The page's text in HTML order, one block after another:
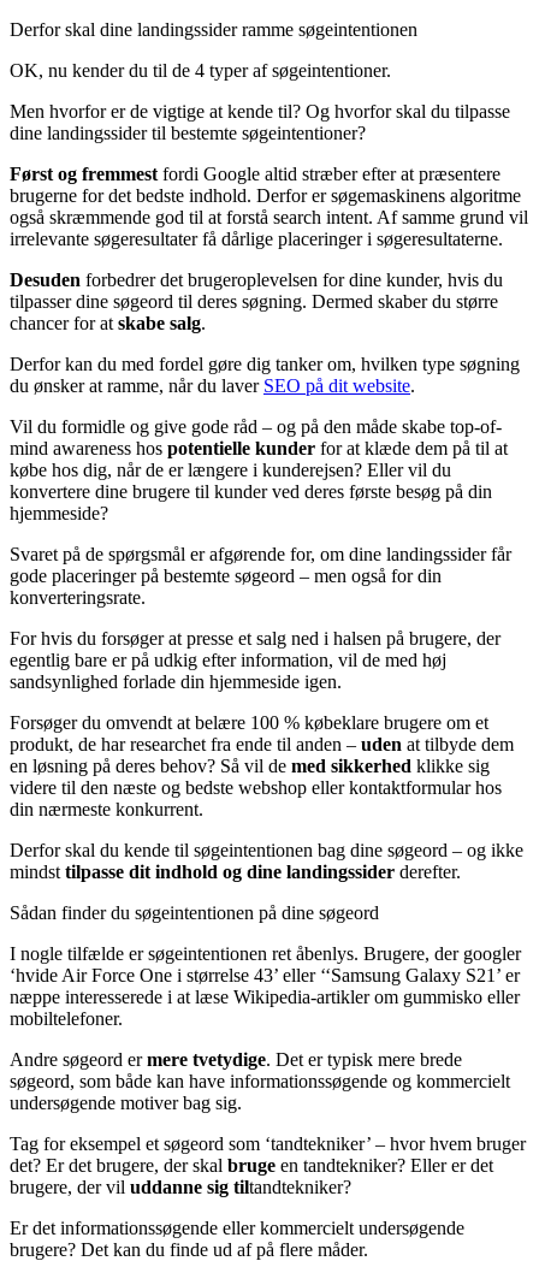
Derfor skal dine landingssider ramme søgeintentionen
OK, nu kender du til de 4 typer af søgeintentioner.
Men hvorfor er de vigtige at kende til? Og hvorfor skal du tilpasse
dine landingssider til bestemte søgeintentioner?
Først og fremmest fordi Google altid stræber efter at præsentere
brugerne for det bedste indhold. Derfor er søgemaskinens algoritme
også skræmmende god til at forstå search intent. Af samme grund vil
irrelevante søgeresultater få dårlige placeringer i søgeresultaterne.
Desuden forbedrer det brugeroplevelsen for dine kunder, hvis du
tilpasser dine søgeord til deres søgning. Dermed skaber du større
chancer for at skabe salg.
Derfor kan du med fordel gøre dig tanker om, hvilken type søgning
du ønsker at ramme, når du laver SEO på dit website.
Vil du formidle og give gode råd – og på den måde skabe top-of-
mind awareness hos potentielle kunder for at klæde dem på til at
købe hos dig, når de er længere i kunderejsen? Eller vil du
konvertere dine brugere til kunder ved deres første besøg på din
hjemmeside?
Svaret på de spørgsmål er afgørende for, om dine landingssider får
gode placeringer på bestemte søgeord – men også for din
konverteringsrate.
For hvis du forsøger at presse et salg ned i halsen på brugere, der
egentlig bare er på udkig efter information, vil de med høj
sandsynlighed forlade din hjemmeside igen.
Forsøger du omvendt at belære 100 % købeklare brugere om et
produkt, de har researchet fra ende til anden – uden at tilbyde dem
en løsning på deres behov? Så vil de med sikkerhed klikke sig
videre til den næste og bedste webshop eller kontaktformular hos
din nærmeste konkurrent.
Derfor skal du kende til søgeintentionen bag dine søgeord – og ikke
mindst tilpasse dit indhold og dine landingssider derefter.
Sådan finder du søgeintentionen på dine søgeord
I nogle tilfælde er søgeintentionen ret åbenlys. Brugere, der googler
‘hvide Air Force One i størrelse 43’ eller ‘‘Samsung Galaxy S21’ er
næppe interesserede i at læse Wikipedia-artikler om gummisko eller
mobiltelefoner.
Andre søgeord ermere tvetydige. Det er typisk mere brede
søgeord, som både kan have informationssøgende og kommercielt
undersøgende motiver bag sig.
Tag for eksempel et søgeord som ‘tandtekniker’ – hvor hvem bruger
det? Er det brugere, der skal bruge en tandtekniker? Eller er det
brugere, der vil uddanne sig tiltandtekniker?
Er det informationssøgende eller kommercielt undersøgende
brugere? Det kan du finde ud af på flere måder.